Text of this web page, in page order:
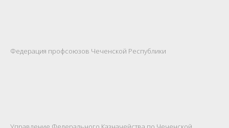
Федерация профсоюзов Чеченской Республики